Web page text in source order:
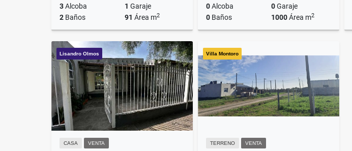
3Alcoba 1 Garaje
2 Baños 91 Área m2
Venta
US$57,000
0Alcoba 0Garaje
0 Baños 1000Área m2
US$30,000
Lisandro Olmos
CASA VENTA
Villa Montoro
TERRENO VENTA